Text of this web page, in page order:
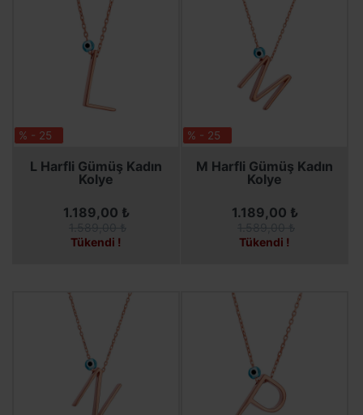
% - 25
L Harfli Gümüş Kadın
Kolye
SEPETE EKLE
1.189,00 ₺
Tükendi !
% - 25
M Harfli Gümüş Kadın
Kolye
SEPETE EKLE
1.189,00 ₺
Tükendi !